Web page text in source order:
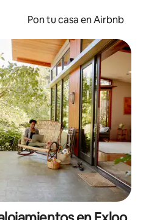
Pon tu casa en Airbnb